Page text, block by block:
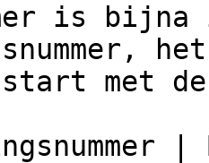
is
start met
|